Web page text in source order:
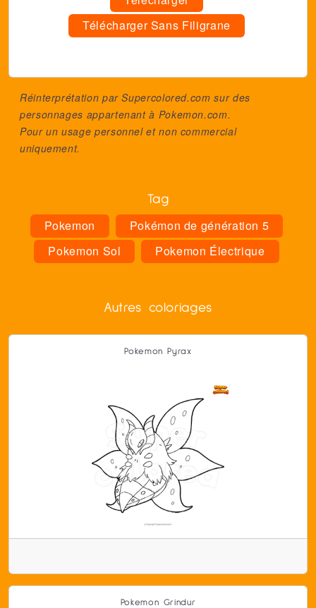
Télécharger Sans Filigrane
Réinterprétation par Supercolored.com sur des
personnages appartenant à Pokemon.com.
Pour un usage personnel et non commercial
uniquement.
Tag
Pokemon
Pokémon de génération 5
Pokemon Sol
Pokemon Électrique
Autres coloriages
Pokemon Pyrax
Pokemon Grindur